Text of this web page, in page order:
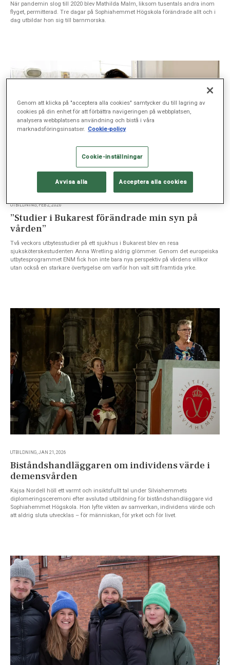
När pandemin slog till 2020 blev Mathilda Malm, liksom tusentals andra inom
flyget, permitterad. Tre dagar på Sophiahemmet Högskola förändrade allt och i
dag utbildar hon sig till barnmorska.
UTBILDNING, FEB 2, 2026
”Studier i Bukarest förändrade min syn på
vården”
Två veckors utbytesstudier på ett sjukhus i Bukarest blev en resa
sjuksköterskestudenten Anna Wretling aldrig glömmer. Genom det europeiska
utbytesprogrammet ENM fick hon inte bara nya perspektiv på vårdens villkor
utan också en starkare övertygelse om varför hon valt sitt framtida yrke.
UTBILDNING, JAN 21, 2026
Biståndshandläggaren om individens värde i
demensvården
Kajsa Nordell höll ett varmt och insiktsfullt tal under Silviahemmets
diplomeringsceremoni efter avslutad utbildning för biståndshandläggare vid
Sophiahemmet Högskola. Hon lyfte vikten av samverkan, individens värde och
att aldrig sluta utvecklas – för människan, för yrket och för livet.
Genom att klicka på "acceptera alla cookies" samtycker du till lagring av
cookies på din enhet för att förbättra navigeringen på webbplatsen,
analysera webbplatsens användning och bistå i våra
marknadsföringsinsatser. Cookie-policy
Cookie-inställningar
Avvisa alla Acceptera alla cookies